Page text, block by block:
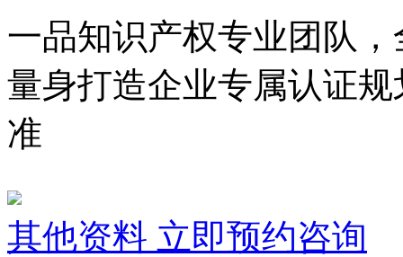
一品知识产权专业团队
量身打造企业专属认证
准
其他资料 立即预约咨询